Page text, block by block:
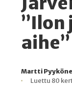
”Ilon
aihe”
Kirjoittaja
Martti
Julkaistu
Lukuaika
Lukukertoja
Luettu 80